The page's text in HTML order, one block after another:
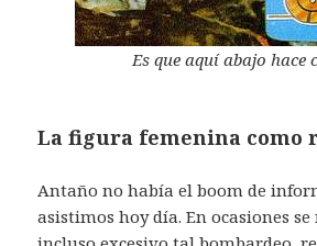
Es que aquí abajo hace
La figura femenina como
Antaño no había el boom de
asistimos hoy día. En ocasiones